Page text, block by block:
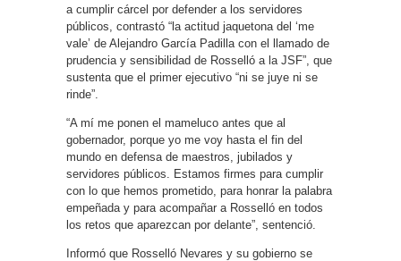
a cumplir cárcel por defender a los servidores
públicos, contrastó “la actitud jaquetona del ‘me
vale’ de Alejandro García Padilla con el llamado de
prudencia y sensibilidad de Rosselló a la JSF”, que
sustenta que el primer ejecutivo “ni se juye ni se
rinde”.
“A mí me ponen el mameluco antes que al
gobernador, porque yo me voy hasta el fin del
mundo en defensa de maestros, jubilados y
servidores públicos. Estamos firmes para cumplir
con lo que hemos prometido, para honrar la palabra
empeñada y para acompañar a Rosselló en todos
los retos que aparezcan por delante”, sentenció.
Informó que Rosselló Nevares y su gobierno se